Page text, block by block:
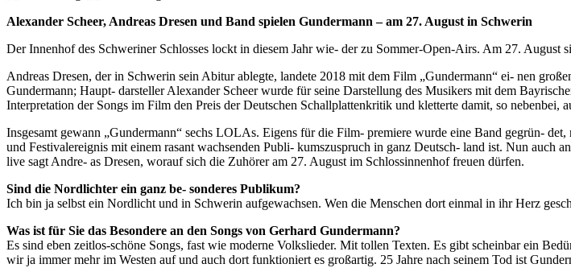
Alexander Scheer, Andreas Dresen und Band spielen Gundermann – am 27. August in Schwerin
Der Innenhof des Schweriner Schlosses lockt in diesem Jahr wie- der zu Sommer-Open-Airs. Am 27.
Andreas Dresen, der in Schwerin sein Abitur ablegte, landete 2018 mit dem Film „Gundermann“ ei- nen
Gundermann; Haupt- darsteller Alexander Scheer wurde für seine Darstellung des Musikers mit dem
Interpretation der Songs im Film den Preis der Deutschen Schallplattenkritik und kletterte damit, so nebenbei,
Insgesamt gewann „Gundermann“ sechs LOLAs. Eigens für die Film- premiere wurde eine Band gegrün-
und Festivalereignis mit einem rasant wachsenden Publi- kumszuspruch in ganz Deutsch- land ist. Nun auch
live sagt Andre- as Dresen, worauf sich die Zuhörer am 27. August im Schlossinnenhof freuen dürfen.
Sind die Nordlichter ein ganz be- sonderes Publikum?
Ich bin ja selbst ein Nordlicht und in Schwerin aufgewachsen. Wen die Menschen dort einmal in ihr Herz
Was ist für Sie das Besondere an den Songs von Gerhard Gundermann?
Es sind eben zeitlos-schöne Songs, fast wie moderne Volkslieder. Mit tollen Texten. Es gibt scheinbar ein
wir ja immer mehr im Westen auf und auch dort funktioniert es großartig. 25 Jahre nach seinem Tod ist